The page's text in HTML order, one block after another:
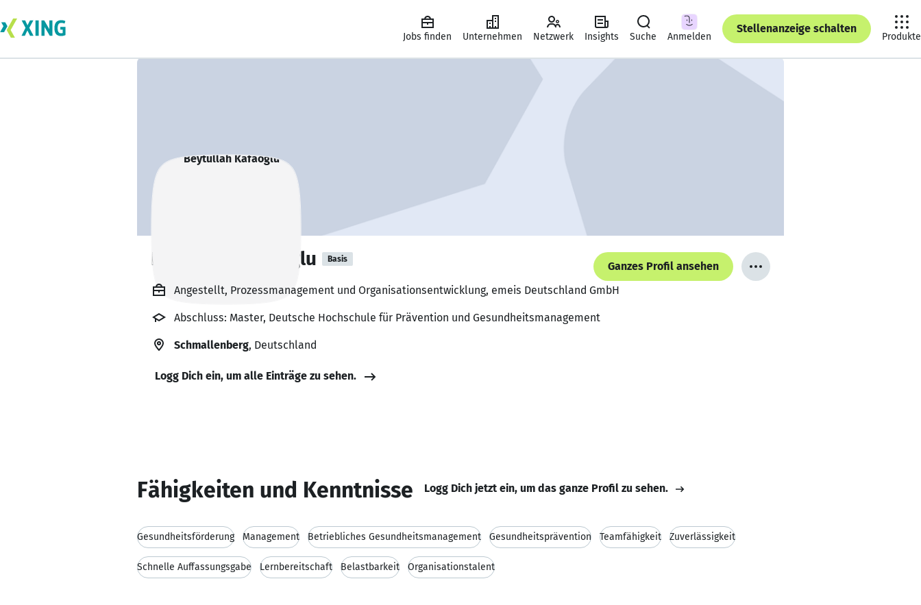
Jobs finden Unternehmen Netzwerk Insights Suche Anmelden
Stellenanzeige schalten
Produkte
Beytullah Kafaoglu Basis
Ganzes Profil ansehen
Angestellt, Prozessmanagement und Organisationsentwicklung, emeis Deutschland GmbH
Abschluss: Master, Deutsche Hochschule für Prävention und Gesundheitsmanagement
Schmallenberg, Deutschland
Logg Dich ein, um alle Einträge zu sehen.
Fähigkeiten und Kenntnisse Logg Dich jetzt ein, um das ganze Profil zu sehen.
Gesundheitsförderung Management Betriebliches Gesundheitsmanagement Gesundheitsprävention Teamfähigkeit Zuverlässigkeit
Schnelle Auffassungsgabe Lernbereitschaft Belastbarkeit Organisationstalent